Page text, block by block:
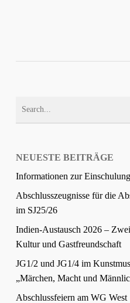
NEUESTE BEITRÄGE
Informationen zur
Abschlusszeugnisse für die
im SJ25/26
Indien-Austausch 2026 –
Kultur und Gastfreundschaft
JG1/2 und JG1/4 im
„Märchen, Macht und
Abschlussfeiern am WG West